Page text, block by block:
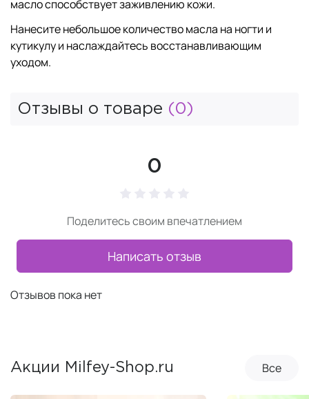
масло способствует заживлению кожи.
Нанесите небольшое количество масла на ногти и
кутикулу и наслаждайтесь восстанавливающим
уходом.
Отзывы о товаре (0)
0
Поделитесь своим впечатлением
Написать отзыв
Отзывов пока нет
Акции Milfey-Shop.ru Все